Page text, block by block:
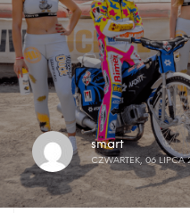
smart
CZWARTEK, 06 LIPCA